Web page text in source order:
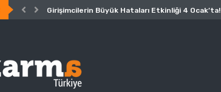
Girişimcilerin Büyük Hataları Etkinliği 4 Ocak’ta!